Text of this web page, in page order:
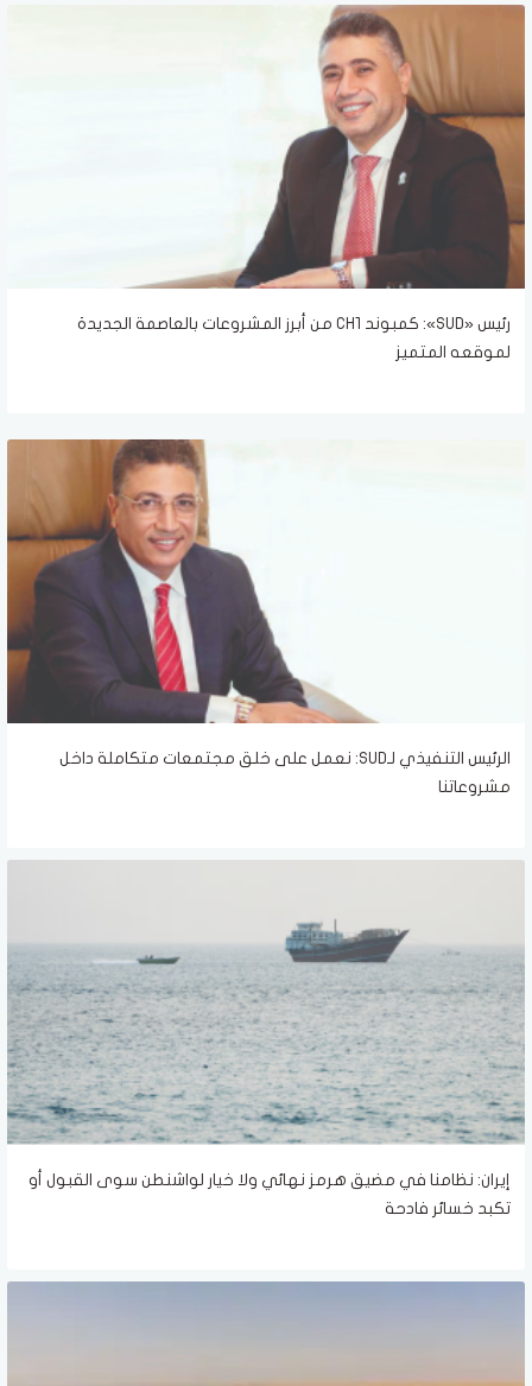
رئيس «SUD»: كمبوند CH1 من أبرز المشروعات بالعاصمة الجديدة
لموقعه المتميز
الرئيس التنفيذي لـSUD: نعمل على خلق مجتمعات متكاملة داخل
مشروعاتنا
إيران: نظامنا في مضيق هرمز نهائي ولا خيار لواشنطن سوى القبول أو
تكبد خسائر فادحة